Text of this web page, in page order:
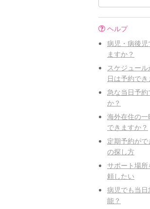
ヘルプ
病児・病後児
ますか？
スケジュー
日は予約でき
急な当日予
か？
海外在住の
できますか？
定期予約が
の探し方
サポート場
頼したい
病児でも当
能？